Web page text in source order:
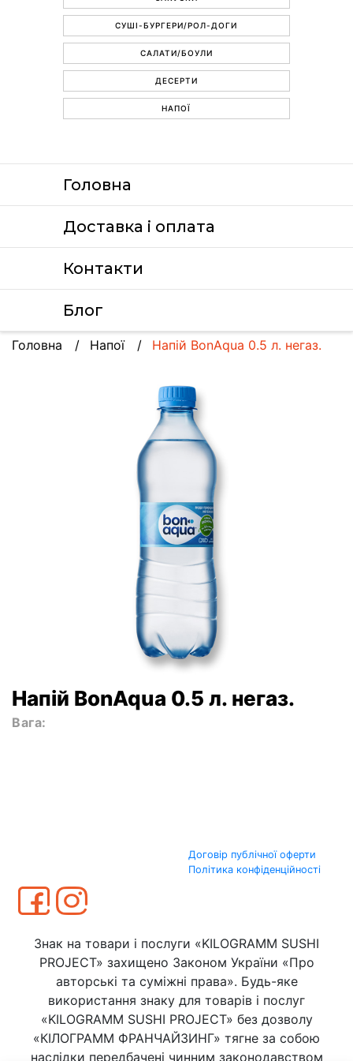
СУШІ-БУРГЕРИ/РОЛ-ДОГИ
САЛАТИ/БОУЛИ
ДЕСЕРТИ
НАПОЇ
Головна
Доставка i оплата
Контакти
Блог
Головна Напої Напій BonAqua 0.5 л. негаз.
Напій BonAqua 0.5 л. негаз.
Вага:
Договір публічної оферти
Політика конфіденційності
Знак на товари і послуги «KILOGRAMM SUSHI
PROJECT» захищено Законом України «Про
авторські та суміжні права». Будь-яке
використання знаку для товарів і послуг
«KILOGRAMM SUSHI PROJECT» без дозволу
«КІЛОГРАММ ФРАНЧАЙЗИНГ» тягне за собою
наслідки передбачені чинним законодавством